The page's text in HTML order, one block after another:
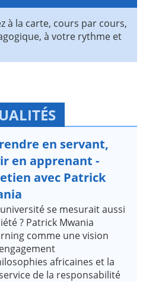
à la carte, cours par cours,
à votre rythme et
en servant,
en apprenant -
avec Patrick
se mesurait aussi
? Patrick Mwania
comme une vision
africaines et la
de la responsabilité